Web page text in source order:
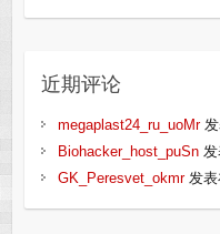
近期评论
megaplast24_ru_uoMr发
Biohacker_host_puSn发
GK_Peresvet_okmr发表